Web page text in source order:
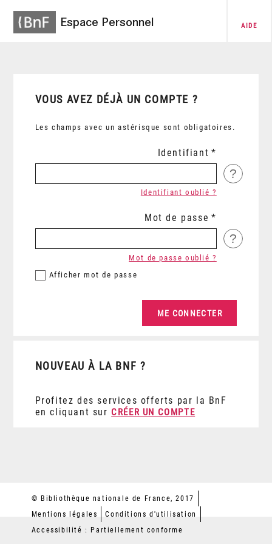
Espace Personnel AIDE
VOUS AVEZ DÉJÀ UN COMPTE ?
Les champs avec un astérisque sont obligatoires.
Identifiant
?
Identifiant oublié ?
Mot de passe
?
Afficher mot de passe
Mot de passe oublié ?
NOUVEAU À LA BNF ?
Profitez des services offerts par la BnF
en cliquant sur CRÉER UN COMPTE
© Bibliothèque nationale de France, 2017
Mentions légales
Conditions d'utilisation
Accessibilité : Partiellement conforme